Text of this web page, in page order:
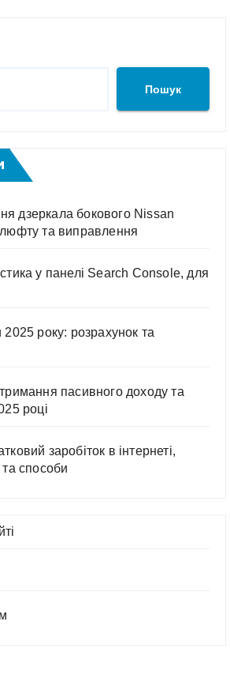
Пошук
дзеркала бокового Nissan
та виправлення
у панелі Search Console, для
2025 року: розрахунок та
пасивного доходу та
році
заробіток в інтернеті,
та способи